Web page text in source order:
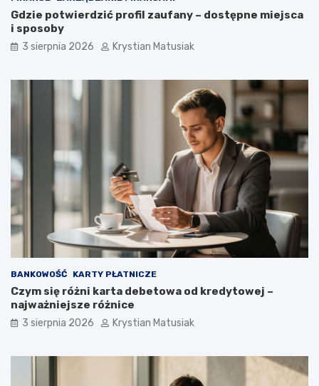
Gdzie potwierdzić profil zaufany – dostępne miejsca
i sposoby
3 sierpnia 2026 Krystian Matusiak
BANKOWOŚĆ KARTY PŁATNICZE
Czym się różni karta debetowa od kredytowej –
najważniejsze różnice
3 sierpnia 2026 Krystian Matusiak